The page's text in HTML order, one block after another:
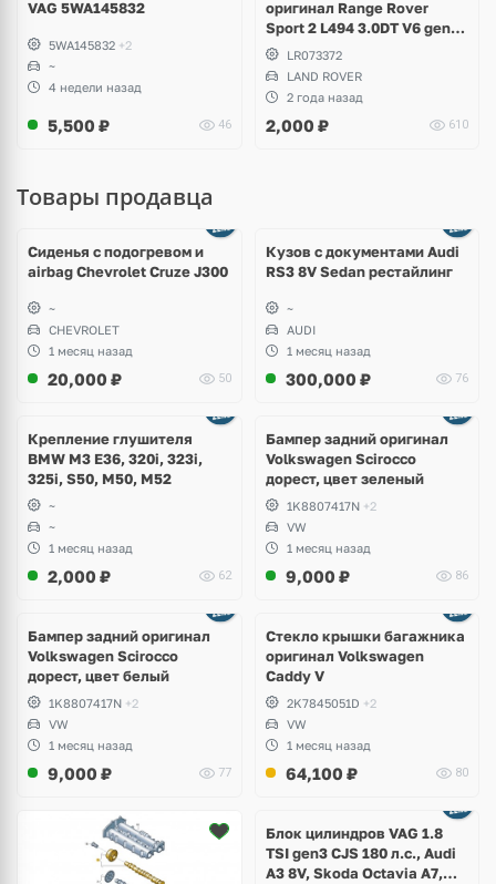
VAG 5WA145832
5WA145832 +2
~
4 недели назад
5,500 ₽ 46
оригинал Range Rover
Sport 2 L494 3.0DT V6 gen2
Twin-turbo
LR073372
LAND ROVER
2 года назад
2,000 ₽ 610
Товары продавца
Сиденья с подогревом и
airbag Chevrolet Cruze J300
~
CHEVROLET
1 месяц назад
20,000 ₽ 50
Кузов с документами Audi
RS3 8V Sedan рестайлинг
~
AUDI
1 месяц назад
300,000 ₽ 76
Крепление глушителя
BMW M3 E36, 320i, 323i,
325i, S50, M50, M52
~
~
1 месяц назад
2,000 ₽ 62
Бампер задний оригинал
Volkswagen Scirocco
дорест, цвет зеленый
1K8807417N +2
VW
1 месяц назад
9,000 ₽ 86
Бампер задний оригинал
Volkswagen Scirocco
дорест, цвет белый
1K8807417N +2
VW
1 месяц назад
9,000 ₽ 77
Стекло крышки багажника
оригинал Volkswagen
Caddy V
2K7845051D +2
VW
1 месяц назад
64,100 ₽ 80
2 фото
Блок цилиндров VAG 1.8
TSI gen3 CJS 180 л.с., Audi
A3 8V, Skoda Octavia A7,